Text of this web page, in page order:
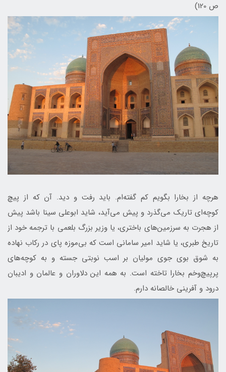
ص 120)
هرچه از بخارا بگویم کم گفته‌ام. باید رفت و دید. آن که از پیچ
کوچه‌ای تاریک می‌گذرد و پیش می‌آید، شاید ابوعلی سینا باشد پیش
از هجرت به سرزمین‌های باختری، یا وزیر بزرگ بلعمی با ترجمه خود از
تاریخ طبری، یا شاید امیر سامانی است که بی‌موزه پای در رکاب نهاده
به شوق بوی جوی مولیان بر اسب نوبتی جسته و به کوچه‌های
پرپیچ‌وخم بخارا تاخته است. به همه این دلاوران و عالمان و ادیبان
درود و آفرینی خالصانه دارم.